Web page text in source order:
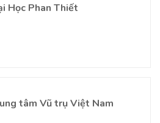
Học Phan Thiết
tâm Vũ trụ Việt Nam